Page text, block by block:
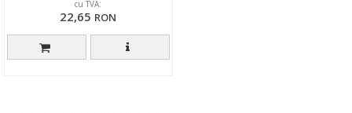
cu TVA:
22,65 RON